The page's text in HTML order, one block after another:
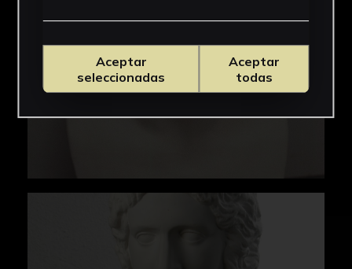
Aceptar
seleccionadas
Aceptar
todas